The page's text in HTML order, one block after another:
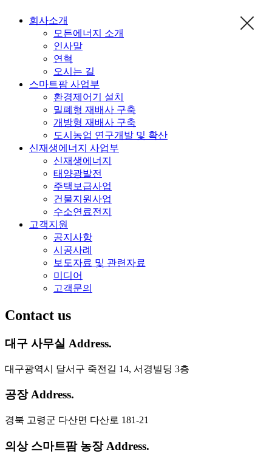
회사소개
모든에너지 소개
인사말
연혁
오시는 길
스마트팜 사업부
환경제어기 설치
밀폐형 재배사 구축
개방형 재배사 구축
도시농업 연구개발 및 확산
신재생에너지 사업부
신재생에너지
태양광발전
주택보급사업
건물지원사업
수소연료전지
고객지원
공지사항
시공사례
보도자료 및 관련자료
미디어
고객문의
Contact us
대구 사무실 Address.
대구광역시 달서구 죽전길 14, 서경빌딩 3층
공장 Address.
경북 고령군 다산면 다산로 181-21
의상 스마트팜 농장 Address.